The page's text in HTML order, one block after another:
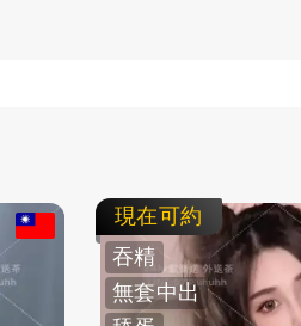
現在可約
吞精
無套中出